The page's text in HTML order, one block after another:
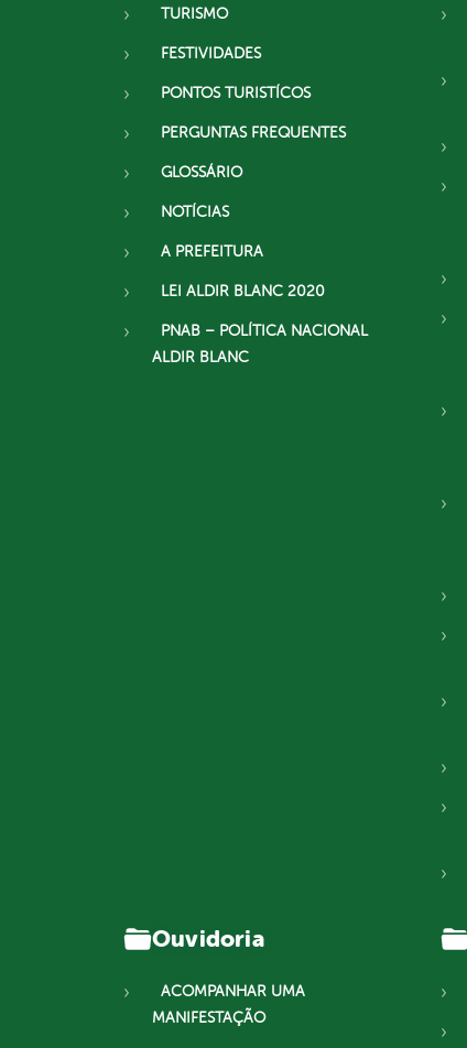
TURISMO
FESTIVIDADES
PONTOS TURISTÍCOS
PERGUNTAS FREQUENTES
GLOSSÁRIO
NOTÍCIAS
A PREFEITURA
LEI ALDIR BLANC 2020
PNAB – POLÍTICA NACIONAL
ALDIR BLANC
Ouvidoria
ACOMPANHAR UMA
MANIFESTAÇÃO